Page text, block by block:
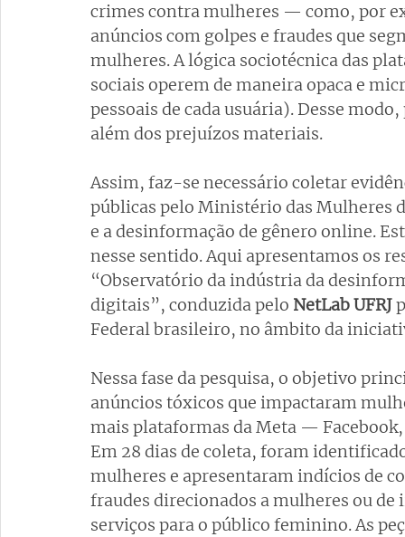
crimes contra mulheres — como, por
anúncios com golpes e fraudes que
mulheres. A lógica sociotécnica das
sociais operem de maneira opaca e
pessoais de cada usuária). Desse
além dos prejuízos materiais.
Assim, faz-se necessário coletar
públicas pelo Ministério das Mulheres
e a desinformação de gênero online.
nesse sentido. Aqui apresentamos os
“Observatório da indústria da
digitais”, conduzida pelo NetLab UFRJ
Federal brasileiro, no âmbito da
Nessa fase da pesquisa, o objetivo
anúncios tóxicos que impactaram
mais plataformas da Meta —
Em 28 dias de coleta, foram
mulheres e apresentaram indícios de
fraudes direcionados a mulheres ou
serviços para o público feminino. As